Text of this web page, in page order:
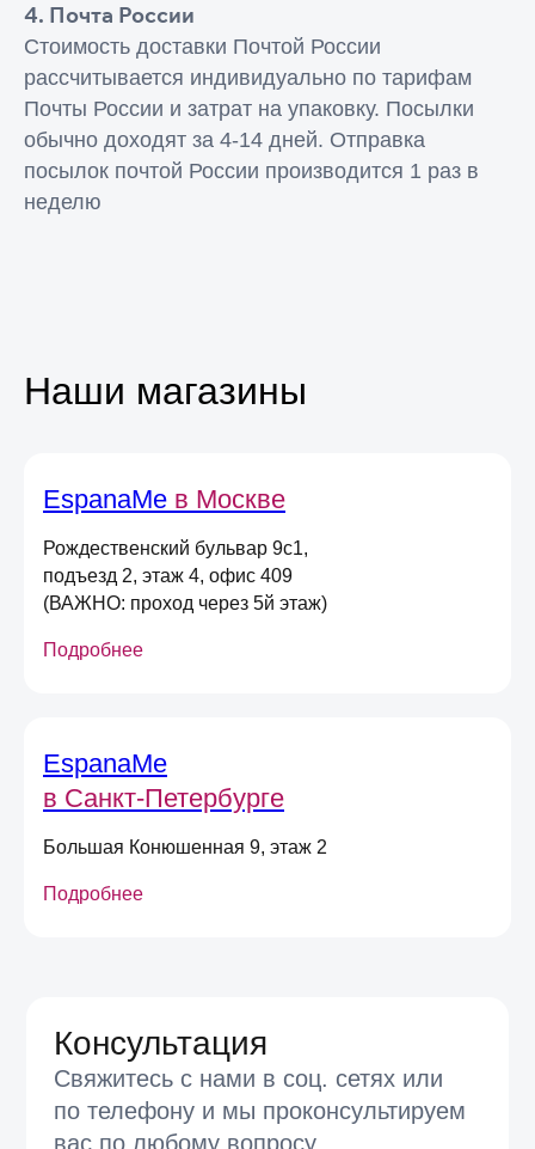
4. Почта России
​Стоимость доставки Почтой России
рассчитывается индивидуально по тарифам
Почты России и затрат на упаковку. Посылки
обычно доходят за 4-14 дней. Отправка
посылок почтой России производится 1 раз в
неделю
Наши магазины
EspanaMe в Москве
Рождественский бульвар 9с1,
подъезд 2, этаж 4, офис 409
(ВАЖНО: проход через 5й этаж)
Подробнее
EspanaMe
в Санкт-Петербурге
Большая Конюшенная 9, этаж 2
Подробнее
Оставьте свою почту
и получитескидку 5%
на первый онлайн заказ
*не действует при оплате в магазине,
долями или сертификатом
от рассылок)
Я согласен на обработкуперсональных
данных в соответствии
вас по любому вопросу